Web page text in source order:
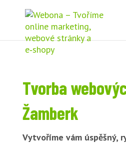
Tvorba
Žamberk
Vytvoříme vám úspěšný,